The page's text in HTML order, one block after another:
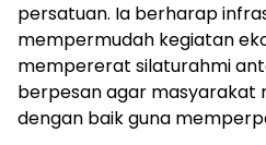
persatuan. Ia berharap
mempermudah kegiatan
mempererat silaturahmi
berpesan agar masyarakat
dengan baik guna